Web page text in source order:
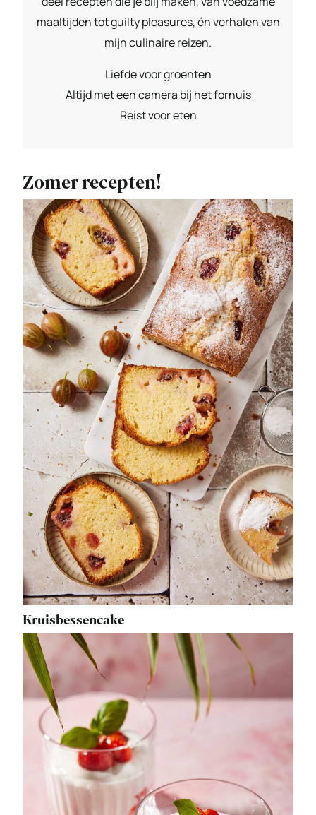
maaltijden tot guilty pleasures, én verhalen van
mijn culinaire reizen.
Liefde voor groenten
Altijd met een camera bij het fornuis
Reist voor eten
Zomer recepten!
Kruisbessencake